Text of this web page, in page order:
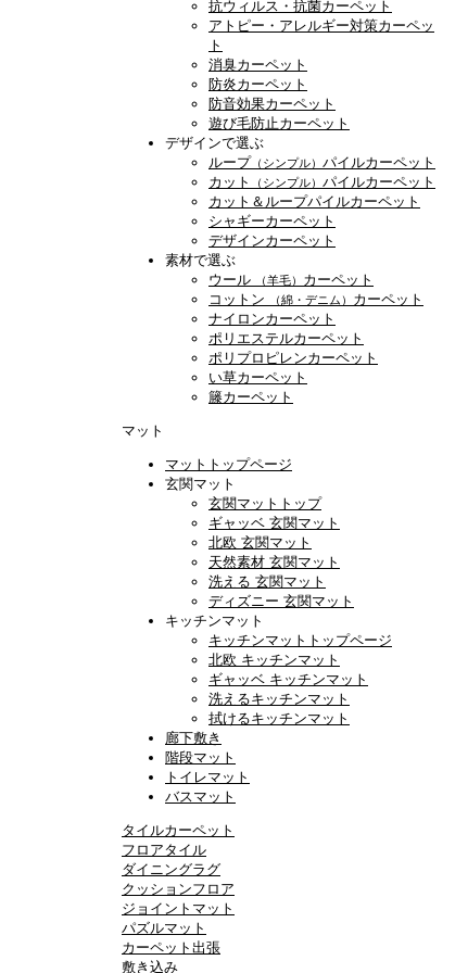
抗ウィルス・抗菌カーペット
アトピー・アレルギー対策カーペッ
ト
消臭カーペット
防炎カーペット
防音効果カーペット
遊び毛防止カーペット
デザインで選ぶ
ループ （シンプル） パイルカーペット
カット
（シンプル） パイルカーペット
カット＆ループパイルカーペット
シャギーカーペット
デザインカーペット
素材で選ぶ
ウール
（羊毛） カーペット
コットン
（綿・デニム） カーペット
ナイロンカーペット
ポリエステルカーペット
ポリプロピレンカーペット
い草カーペット
籐カーペット
マット
マットトップページ
玄関マット
玄関マットトップ
ギャッベ 玄関マット
北欧 玄関マット
天然素材 玄関マット
洗える 玄関マット
ディズニー 玄関マット
キッチンマット
キッチンマットトップページ
北欧 キッチンマット
ギャッベ キッチンマット
洗えるキッチンマット
拭けるキッチンマット
廊下敷き
階段マット
トイレマット
バスマット
タイルカーペット
フロアタイル
ダイニングラグ
クッションフロア
ジョイントマット
パズルマット
カーペット出張
敷き込み